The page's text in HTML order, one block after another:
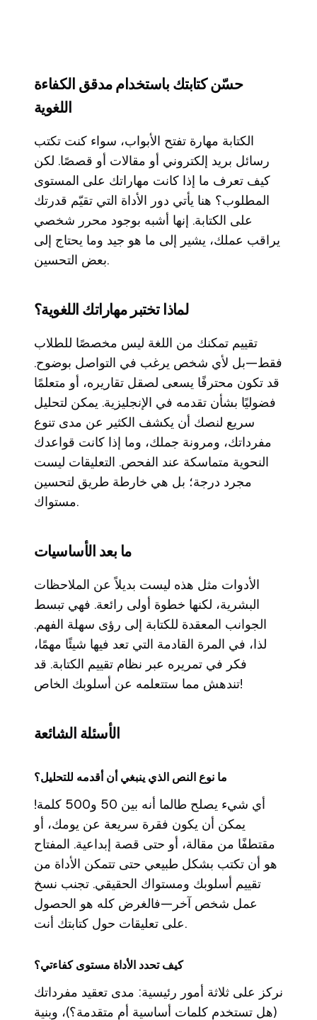
حسّن كتابتك باستخدام مدقق الكفاءة
اللغوية
الكتابة مهارة تفتح الأبواب، سواء كنت تكتب
رسائل بريد إلكتروني أو مقالات أو قصصًا. لكن
كيف تعرف ما إذا كانت مهاراتك على المستوى
المطلوب؟ هنا يأتي دور الأداة التي تقيّم قدرتك
على الكتابة. إنها أشبه بوجود محرر شخصي
يراقب عملك، يشير إلى ما هو جيد وما يحتاج إلى
بعض التحسين.
لماذا تختبر مهاراتك اللغوية؟
تقييم تمكنك من اللغة ليس مخصصًا للطلاب
فقط—بل لأي شخص يرغب في التواصل بوضوح.
قد تكون محترفًا يسعى لصقل تقاريره، أو متعلمًا
فضوليًا بشأن تقدمه في الإنجليزية. يمكن لتحليل
سريع لنصك أن يكشف الكثير عن مدى تنوع
مفرداتك، ومرونة جملك، وما إذا كانت قواعدك
النحوية متماسكة عند الفحص. التعليقات ليست
مجرد درجة؛ بل هي خارطة طريق لتحسين
مستواك.
ما بعد الأساسيات
الأدوات مثل هذه ليست بديلاً عن الملاحظات
البشرية، لكنها خطوة أولى رائعة. فهي تبسط
الجوانب المعقدة للكتابة إلى رؤى سهلة الفهم.
لذا، في المرة القادمة التي تعد فيها شيئًا مهمًا،
فكر في تمريره عبر نظام تقييم الكتابة. قد
تندهش مما ستتعلمه عن أسلوبك الخاص!
الأسئلة الشائعة
ما نوع النص الذي ينبغي أن أقدمه للتحليل؟
أي شيء يصلح طالما أنه بين 50 و500 كلمة!
يمكن أن يكون فقرة سريعة عن يومك، أو
مقتطفًا من مقالة، أو حتى قصة إبداعية. المفتاح
هو أن تكتب بشكل طبيعي حتى تتمكن الأداة من
تقييم أسلوبك ومستواك الحقيقي. تجنب نسخ
عمل شخص آخر—فالغرض كله هو الحصول
على تعليقات حول كتابتك أنت.
كيف تحدد الأداة مستوى كفاءتي؟
نركز على ثلاثة أمور رئيسية: مدى تعقيد مفرداتك
(هل تستخدم كلمات أساسية أم متقدمة؟)، وبنية